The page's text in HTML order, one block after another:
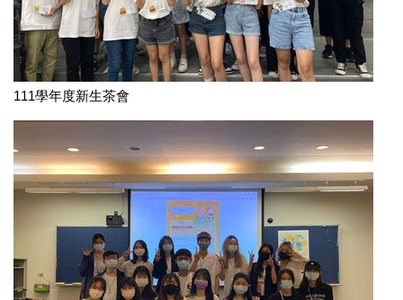
111學年度新生茶會